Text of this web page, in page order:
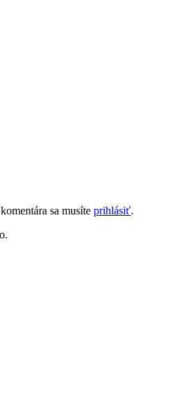
sa musíte prihlásiť.